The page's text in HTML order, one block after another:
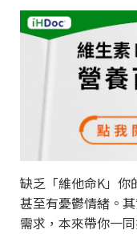
缺乏「維他命K」你
甚至有憂鬱情緒。
需求，本來帶你一